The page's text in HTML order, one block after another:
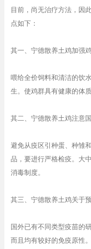
目前，尚无治疗方法，因
点如下：
其一、宁德散养土鸡加强
喂给全价饲料和清洁的饮
生。使鸡群具有健康的体
其二、宁德散养土鸡注意
避免从疫区引种蛋、种雏
品，要进行严格检疫。大
消毒制度。
其三、宁德散养土鸡关于
国外已有不同类型疫苗的
而且均有较好的免疫原性